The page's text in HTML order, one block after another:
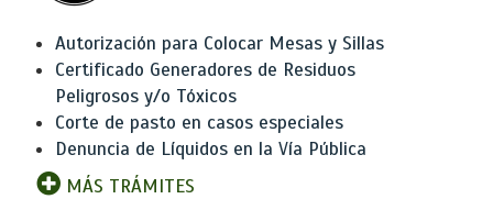
Autorización para Colocar Mesas y Sillas
Certificado Generadores de Residuos
Peligrosos y/o Tóxicos
Corte de pasto en casos especiales
Denuncia de Líquidos en la Vía Pública
MÁS TRÁMITES